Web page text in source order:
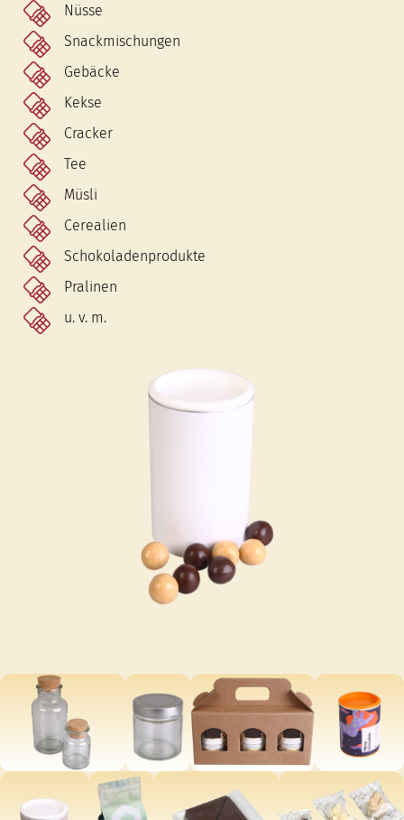
Nüsse
Snackmischungen
Gebäcke
Kekse
Cracker
Tee
Müsli
Cerealien
Schokoladenprodukte
Pralinen
u. v. m.